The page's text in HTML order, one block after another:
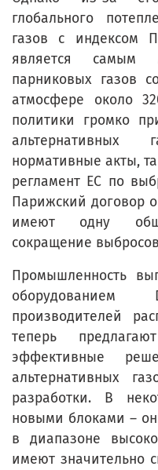
глобального
газов с индексом
является самым
парниковых газов
атмосфере около
политики громко
нормативные акты,
регламент ЕС по
Парижский договор
имеют одну
сокращение
Промышленность
производителей
теперь
эффективные
альтернативных
разработки. В
новыми блоками –
в диапазоне
имеют значительно